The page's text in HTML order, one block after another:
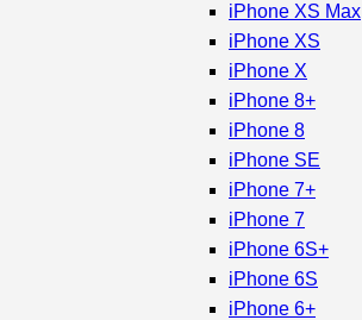
iPhone XS Max
iPhone XS
iPhone X
iPhone 8+
iPhone 8
iPhone SE
iPhone 7+
iPhone 7
iPhone 6S+
iPhone 6S
iPhone 6+